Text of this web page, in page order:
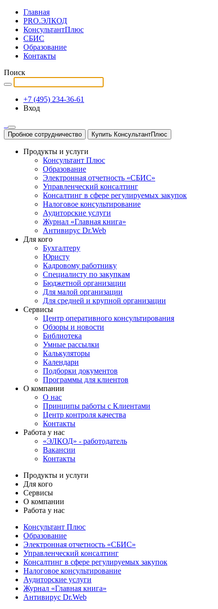
Главная
PRO.ЭЛКОД
КонсультантПлюс
СБИС
Образование
Контакты
Поиск
+7 (495) 234-36-61
Вход
Пробное сотрудничество Купить КонсультантПлюс
Продукты и услуги
Консультант Плюс
Образование
Электронная отчетность «СБИС»
Управленческий консалтинг
Консалтинг в сфере регулируемых закупок
Налоговое консультирование
Аудиторские услуги
Журнал «Главная книга»
Антивирус Dr.Web
Для кого
Бухгалтеру
Юристу
Кадровому работнику
Специалисту по закупкам
Бюджетной организации
Для малой организации
Для средней и крупной организации
Сервисы
Центр оперативного консультирования
Обзоры и новости
Библиотека
Умные рассылки
Калькуляторы
Календари
Подборки документов
Программы для клиентов
О компании
О нас
Принципы работы с Клиентами
Центр контроля качества
Контакты
Работа у нас
«ЭЛКОД» - работодатель
Вакансии
Контакты
Продукты и услуги
Для кого
Сервисы
О компании
Работа у нас
Консультант Плюс
Образование
Электронная отчетность «СБИС»
Управленческий консалтинг
Консалтинг в сфере регулируемых закупок
Налоговое консультирование
Аудиторские услуги
Журнал «Главная книга»
Антивирус Dr.Web